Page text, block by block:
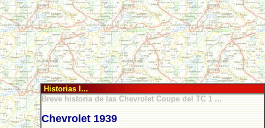
Historias I...
Breve historia de las Chevrolet Coupe del TC 1 ...
Chevrolet 1939